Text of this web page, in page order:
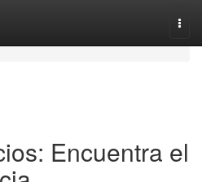
Encuentra el